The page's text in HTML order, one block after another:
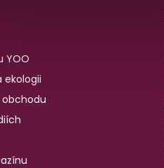
YOO
ekologii